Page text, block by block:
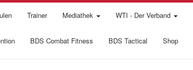
Trainer Mediathek WTI - Der Verband
BDS Combat Fitness BDS Tactical Shop